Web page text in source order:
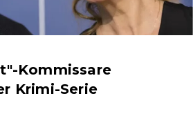
Kommissare
Krimi-Serie